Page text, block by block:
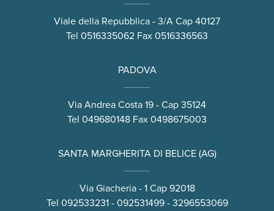
Viale della Repubblica - 3/A Cap 40127
Tel 0516335062 Fax 0516336563
PADOVA
Via Andrea Costa 19 - Cap 35124
Tel 049680148 Fax 0498675003
SANTA MARGHERITA DI BELICE (AG)
Via Giacheria - 1 Cap 92018
Tel 092533231- 092531499- 3296553069